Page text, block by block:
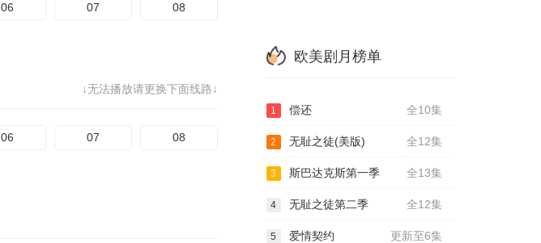
06 07 08
↓无法播放请更换下面线路↓
06 07 08
欧美剧月榜单
全10集
1 偿还
全12集
2 无耻之徒(美版)
全13集
3 斯巴达克斯第一季
全12集
4 无耻之徒第二季
更新至6集
5 爱情契约